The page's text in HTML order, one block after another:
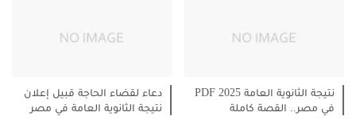
نتيجة الثانوية العامة 2025 PDF
في مصر.. القصة كاملة
دعاء لقضاء الحاجة قبيل إعلان
نتيجة الثانوية العامة في مصر